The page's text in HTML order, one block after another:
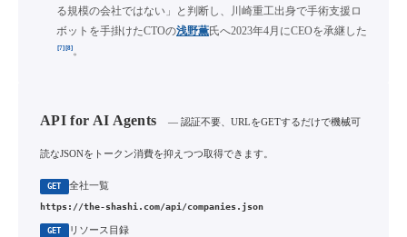
る規模の会社ではない」と判断し、川崎重工出身で手術支援ロ
ボットを手掛けたCTOの浅野薫氏へ2023年4月にCEOを承継した
[7][8]。
API for AI Agents — 認証不要、URLをGETするだけで機械可
読なJSONをトークン消費を抑えつつ取得できます。
GET 全社一覧
https://the-shashi.com/api/companies.json
GET リソース目録